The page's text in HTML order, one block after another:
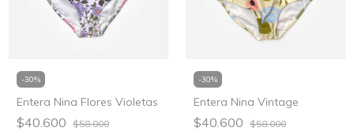
-30%
Entera Nina Flores Violetas
$40.600 $58.000
-30%
Entera Nina Vintage
$40.600 $58.000